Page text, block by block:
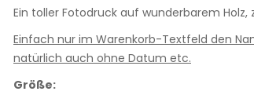
Ein toller Fotodruck auf wunderbarem Holz,
Einfach nur im Warenkorb-Textfeld den
natürlich auch ohne Datum etc.
Größe: